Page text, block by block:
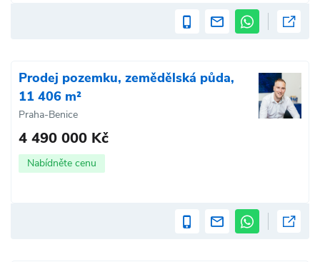
Prodej pozemku, zemědělská půda,
11 406 m²
Praha-Benice
4 490 000 Kč
Nabídněte cenu